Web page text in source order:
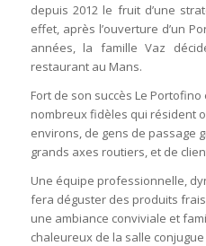
depuis 2012 le fruit d’une
effet, après l’ouverture d’un
années, la famille Vaz
restaurant au Mans.
Fort de son succès Le
nombreux fidèles qui résident
environs, de gens de passage
grands axes routiers, et de
Une équipe professionnelle,
fera déguster des produits
une ambiance conviviale et
chaleureux de la salle